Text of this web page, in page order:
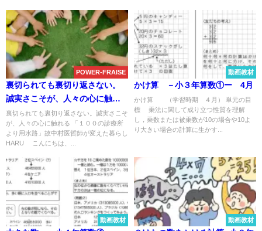
POWER-FRAISE
裏切られても裏切り返さない。
誠実さこそが、人々の心に触れ
る
裏切られても裏切り返さない。誠実さこそ
が、人々の心に触れる 「１００の診療所
より用水路」故中村医哲師が変えた暮らし
HARU こんにちは、...
動画教材
かけ算 －小３年算数①ー 4月
かけ算 （学習時期 ４月） 単元の目
標 乗法に関して成り立つ性質を理解
し，乗数または被乗数が10の場合や10よ
り大きい場合の計算に生かす...
動画教材 動画教材